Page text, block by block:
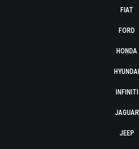
FIAT
FORD
HONDA
HYUNDAI
INFINITI
JAGUAR
JEEP